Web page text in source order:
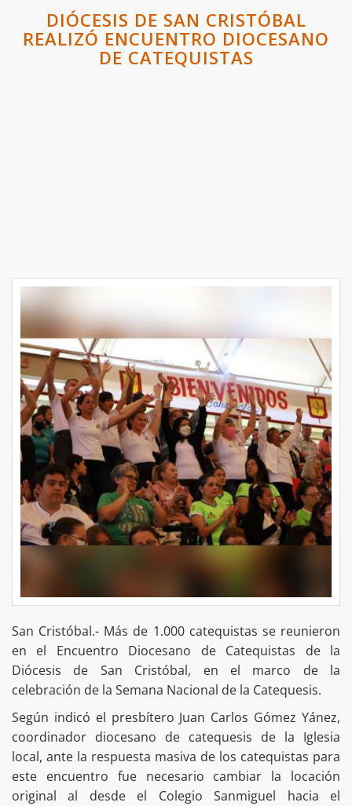
DIÓCESIS DE SAN CRISTÓBAL
REALIZÓ ENCUENTRO DIOCESANO
DE CATEQUISTAS
San Cristóbal.- Más de 1.000 catequistas se reunieron
en el Encuentro Diocesano de Catequistas de la
Diócesis de San Cristóbal, en el marco de la
celebración de la Semana Nacional de la Catequesis.
Según indicó el presbítero Juan Carlos Gómez Yánez,
coordinador diocesano de catequesis de la Iglesia
local, ante la respuesta masiva de los catequistas para
este encuentro fue necesario cambiar la locación
original al desde el Colegio Sanmiguel hacia el